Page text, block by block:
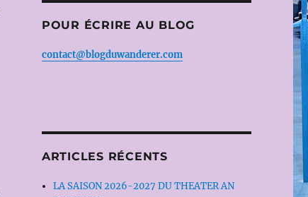
POUR ÉCRIRE AU BLOG
contact@blogduwanderer.com
ARTICLES RÉCENTS
LA SAISON 2026-2027 DU THEATER AN